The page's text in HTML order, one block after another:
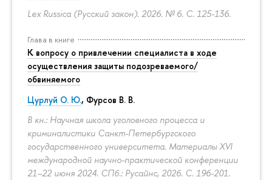
Lex Russica (Русский закон). 2026. № 6. С. 125-136.
Глава в книге
К вопросу о привлечении специалиста в ходе
осуществления защиты подозреваемого/
обвиняемого
Цурлуй О. Ю., Фурсов В. В.
В кн.: Научная школа уголовного процесса и
криминалистики Санкт-Петербургского
государственного университета. Материалы XVI
международной научно-практической конференции
21–22 июня 2024. СПб.: Русайнс, 2026. С. 196-201.